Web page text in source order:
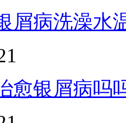
屑病洗澡水
愈银屑病吗